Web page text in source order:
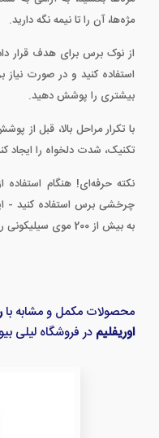
مژه‌ها، آن را تا نیمه نگه دارید.
از نوک برس برای هدف قرار
استفاده کنید و در صورت
بیشتری را پوشش دهید.
با تکرار مراحل بالا، قبل از
تکنیک، شدت دلخواه را ایجاد
نکته حرفه‌ای! هنگام
چرخشی برس استفاده کنید -
به بیش از 200 موی سیلیکونی را برای وضوح فوق‌العاده بالا فراهم می‌کند.
محصولات مکمل و مشابه با
اوریفلیم در فروشگاه لیلی